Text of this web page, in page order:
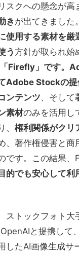
スクへの懸念が高
き が出てきました
使用する素材を厳
う方針が取られ始
Firefly」です。
Adobe Stockの提
ンテンツ、そして
素材のみを活用し
、権利関係がクリ
、著作権侵害と商
です。この結果
的でも安心して利
ストックフォト大
と提携して
したAI画像生成サ